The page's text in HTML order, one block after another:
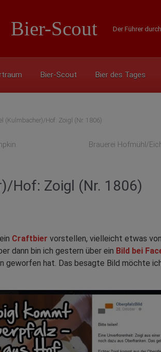
Bier-Scout Der Führer
Bier-Scout Bier des Tages
(Kulmbacher)/Hof: Zoigl (Nr. 1806)
Brauerei Hofmühl/
Hof: Zoigl (Nr. 1806)
Craftbier vorstellen, vielleicht etwas
dann bin ich gestern über ein Bild bei
geworfen hat. Das besagte Bild möchte